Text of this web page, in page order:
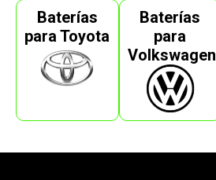
Baterías
para Toyota
Baterías
para
Volkswagen